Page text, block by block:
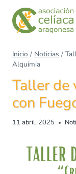
Inicio / Noticias /
Alquimia
Taller de
con
11 abril, 2025